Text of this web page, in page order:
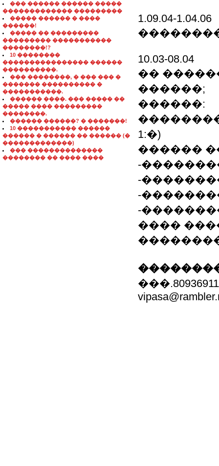
��� ������ ������ �����
������������� ���������
����� ������ � ����
������!
����� �� ���������
��������� �����������
��������!?
10 ��������
���������������� ������
����������.
��� ��������, � ��� ��� �
������� ���������� �
�����������.
������ ����. ��� ����� ��
����� ���� ���������
��������.
������ ������? � �������!
10 ����������� ������
������ � ������ �� ������ (�
�������������)
��� ��������������
�������� �� ���� ����
1.09.04-1.04.06
10.03-08.04
��
������;
������:
1:�)
������
-
-
-
-
����